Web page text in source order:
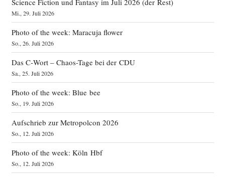
Science Fiction und Fantasy im Juli 2026 (der Rest)
Mi., 29. Juli 2026
Photo of the week: Maracuja flower
So., 26. Juli 2026
Das C‑Wort – Chaos-Tage bei der CDU
Sa., 25. Juli 2026
Photo of the week: Blue bee
So., 19. Juli 2026
Aufschrieb zur Metropolcon 2026
So., 12. Juli 2026
Photo of the week: Köln Hbf
So., 12. Juli 2026